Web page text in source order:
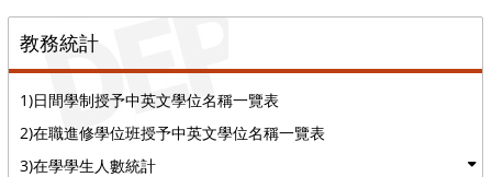
教務統計
1)日間學制授予中英文學位名稱一覽表
2)在職進修學位班授予中英文學位名稱一覽表
3)在學學生人數統計